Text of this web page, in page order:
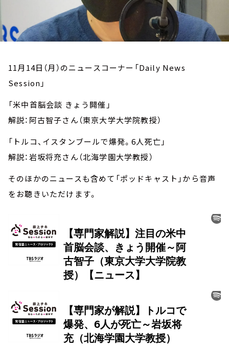
11月14日（月）のニュースコーナー「Daily News
Session」
「米中首脳会談 きょう開催」
解説：阿古智子さん（東京大学大学院教授）
「トルコ、イスタンブールで爆発。6人死亡」
解説：岩坂将充さん（北海学園大学教授）
そのほかのニュースも含めて「ポッドキャスト」から音声
をお聴きいただけます。